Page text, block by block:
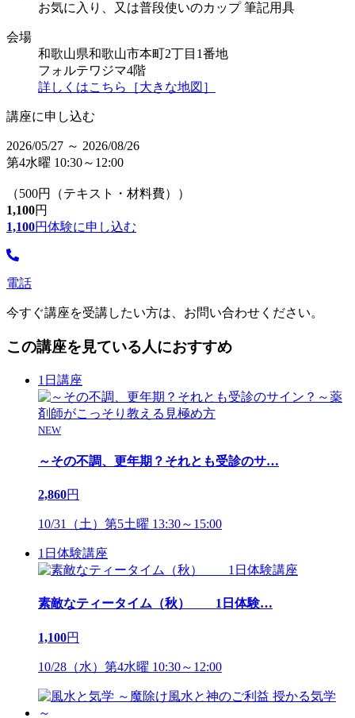
お気に入り、又は普段使いのカップ 筆記用具
会場
和歌山県和歌山市本町2丁目1番地
フォルテワジマ4階
詳しくはこちら［大きな地図］
講座に申し込む
2026/05/27 ～ 2026/08/26
第4水曜 10:30～12:00
（500円（テキスト・材料費））
1,100円
1,100円体験に申し込む
電話
今すぐ講座を受講したい方は、お問い合わせください。
この講座を見ている人におすすめ
1日講座
NEW
～その不調、更年期？それとも受診のサ…
2,860円
10/31（土）第5土曜 13:30～15:00
1日体験講座
素敵なティータイム（秋） 1日体験…
1,100円
10/28（水）第4水曜 10:30～12:00